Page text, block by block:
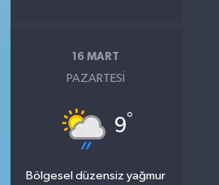
16 MART
PAZARTESI
9°
Bölgesel düzensiz yağmur